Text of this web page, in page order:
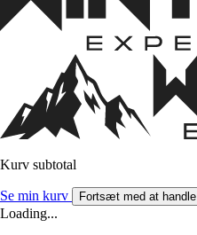
Kurv subtotal
Se min kurv Fortsæt med at handle
Loading...